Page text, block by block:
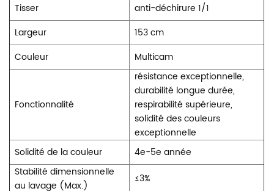
Tisser
anti-déchirure 1/1
Largeur
153 cm
Couleur
Multicam
Fonctionnalité
résistance exceptionnelle,
durabilité longue durée,
respirabilité supérieure,
solidité des couleurs
exceptionnelle
Solidité de la couleur
4e-5e année
Stabilité dimensionnelle
au lavage (Max.)
≤3%